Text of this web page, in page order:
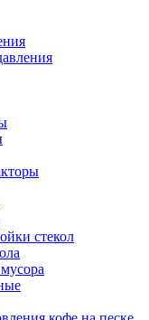
стекол